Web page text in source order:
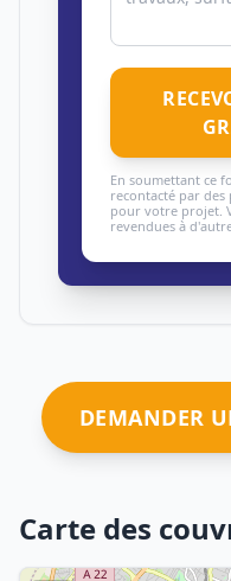
En soumettant ce
recontacté par
pour votre projet.
revendues à
DEMANDER
Carte des